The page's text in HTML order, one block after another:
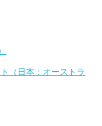
（日本：オーストラ